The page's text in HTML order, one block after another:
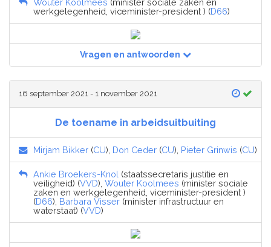
werkgelegenheid, viceminister-president ) (D66)
Vragen en antwoorden
16 september 2021 - 1 november 2021
De toename in arbeidsuitbuiting
Mirjam Bikker (CU), Don Ceder (CU), Pieter Grinwis (CU)
Ankie Broekers-Knol (staatssecretaris justitie en
veiligheid) (VVD), Wouter Koolmees (minister sociale
zaken en werkgelegenheid, viceminister-president )
(D66), Barbara Visser (minister infrastructuur en
waterstaat) (VVD)